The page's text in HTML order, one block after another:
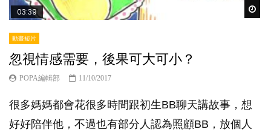
03:39
動畫短片
忽視情感需要，後果可大可小？
POPA編輯部 11/10/2017
很多媽媽都會花很多時間跟初生BB聊天講故事，想
好好陪伴他，不過也有部分人認為照顧BB，放個人